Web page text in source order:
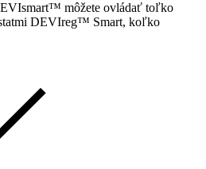
môžete ovládať toľko
DEVIreg™ Smart, koľko